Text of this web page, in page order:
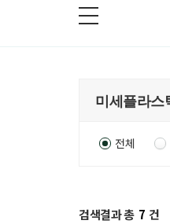
전체
검색결과 총 7 건